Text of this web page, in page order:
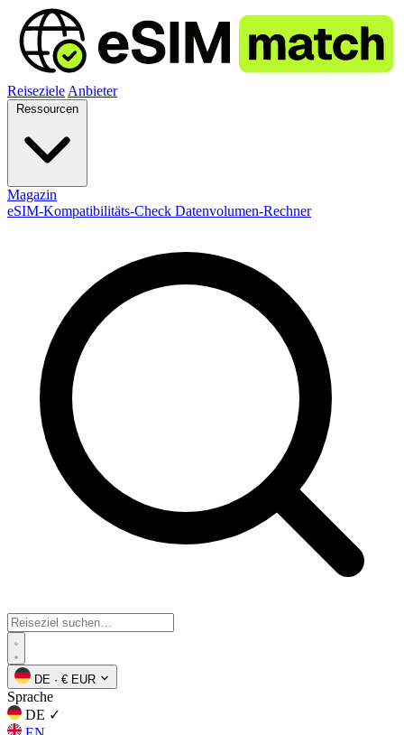
Reiseziele Anbieter
Magazin
eSIM-Kompatibilitäts-Check Datenvolumen-Rechner
DE · € EUR
Sprache
DE ✓